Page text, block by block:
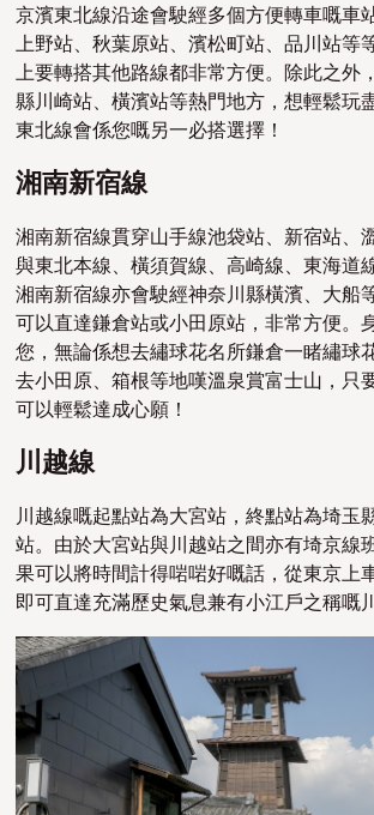
京濱東北線沿途會駛經多個方便轉車嘅車
上野站、秋葉原站、濱松町站、品川站等
上要轉搭其他路線都非常方便。除此之外
縣川崎站、橫濱站等熱門地方，想輕鬆玩
東北線會係您嘅另一必搭選擇！
湘南新宿線
湘南新宿線貫穿山手線池袋站、新宿站、
與東北本線、橫須賀線、高崎線、東海道
湘南新宿線亦會駛經神奈川縣橫濱、大船
可以直達鎌倉站或小田原站，非常方便。
您，無論係想去繡球花名所鎌倉一睹繡球
去小田原、箱根等地嘆溫泉賞富士山，只
可以輕鬆達成心願！
川越線
川越線嘅起點站為大宮站，終點站為埼玉
站。由於大宮站與川越站之間亦有埼京線
果可以將時間計得啱啱好嘅話，從東京上
即可直達充滿歷史氣息兼有小江戶之稱嘅川